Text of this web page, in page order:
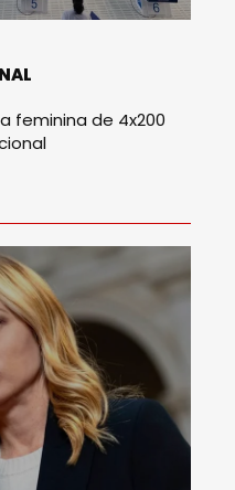
feminina de 4x200